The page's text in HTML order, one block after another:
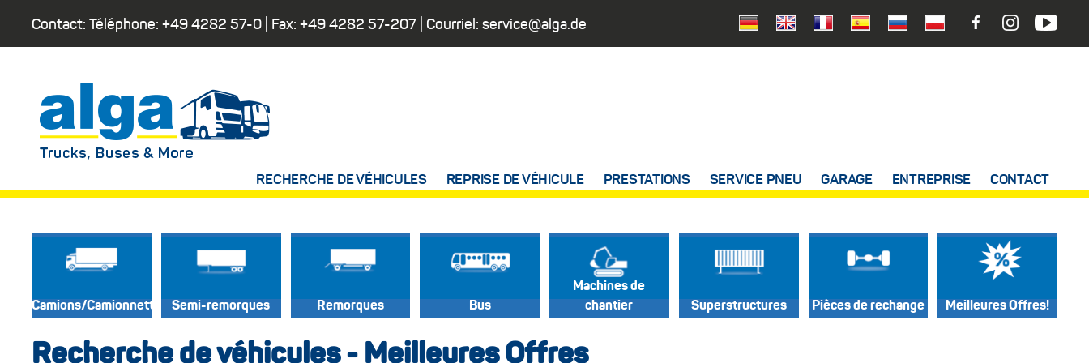
Contact: Téléphone: +49 4282 57-0 | Fax: +49 4282 57-207 | Courriel: service@alga.de
RECHERCHE DE VÉHICULES REPRISE DE VÉHICULE PRESTATIONS SERVICE PNEU GARAGE ENTREPRISE CONTACT
Camions/Camionnettes Semi-remorques Remorques Bus
Machines de
chantier
Superstructures Pièces de rechange Meilleures Offres!
Recherche de véhicules - Meilleures Offres